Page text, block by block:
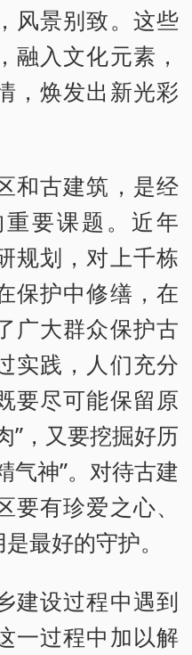
风景别致。这些
融入文化元素，
，焕发出新光彩
古建筑，是经
要课题。近年
规划，对上千栋
保护中修缮，在
广大群众保护古
实践，人们充分
要尽可能保留原
”，又要挖掘好历
气神”。对待古建
有珍爱之心、
最好的守护。
设过程中遇到
一过程中加以解